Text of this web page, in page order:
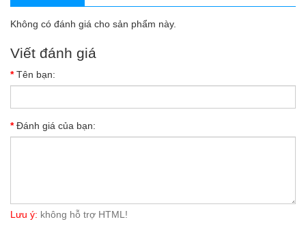
Không có đánh giá cho sản phẩm này.
Viết đánh giá
Tên bạn:
Đánh giá của bạn:
Lưu ý: không hỗ trợ HTML!